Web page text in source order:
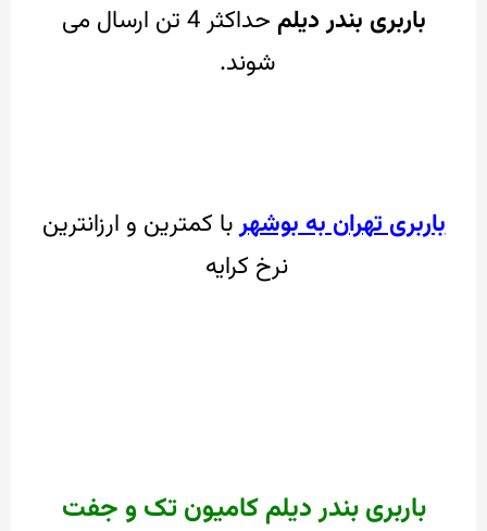
باربری بندر دیلم
حداکثر 4 تن ارسال می
شوند.
باربری تهران به بوشهربا کمترین و ارزانترین
نرخ کرایه
باربری بندر دیلم کامیون تک و جفت